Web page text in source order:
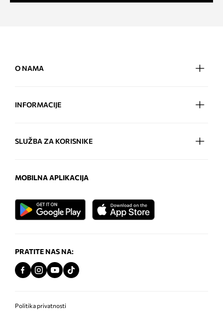
O NAMA
INFORMACIJE
SLUŽBA ZA KORISNIKE
MOBILNA APLIKACIJA
PRATITE NAS NA:
Politika privatnosti